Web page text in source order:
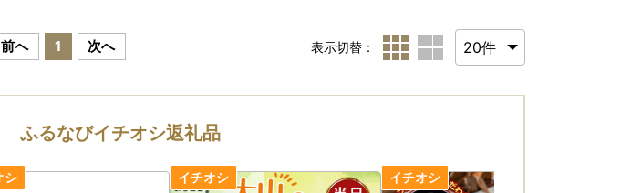
前へ 1 次へ 表示切替：
ふるなびイチオシ返礼品